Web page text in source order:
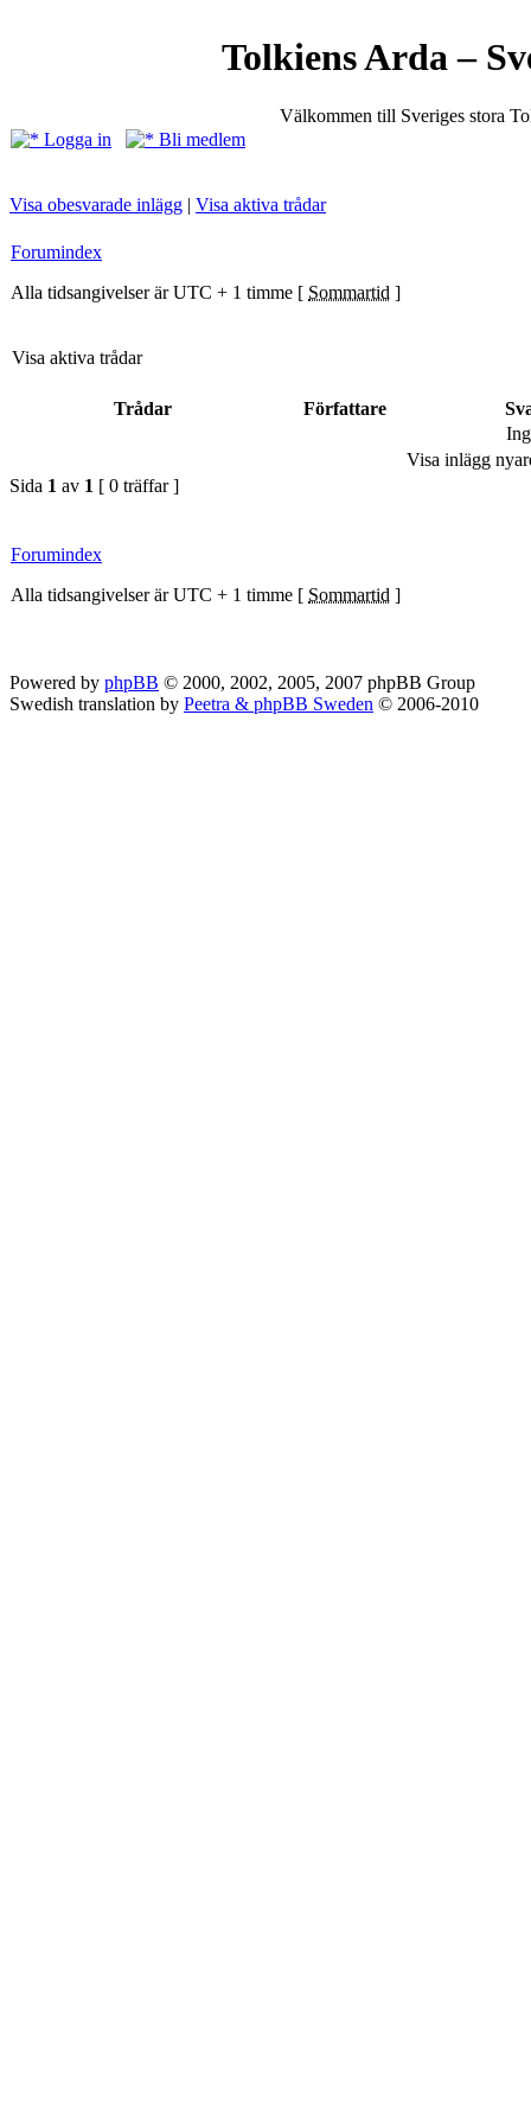
Tolkiens Arda –
Välkommen till Sveriges stora
Logga in
Bli medlem
Visa obesvarade inlägg | Visa aktiva trådar
Forumindex
Alla tidsangivelser är UTC + 1 timme [ Sommartid ]
Visa aktiva trådar
Trådar Författare
Visa inlägg
Sida 1 av 1 [ 0 träffar ]
Forumindex
Alla tidsangivelser är UTC + 1 timme [ Sommartid ]
Powered by phpBB © 2000, 2002, 2005, 2007 phpBB Group
Swedish translation by Peetra & phpBB Sweden © 2006-2010